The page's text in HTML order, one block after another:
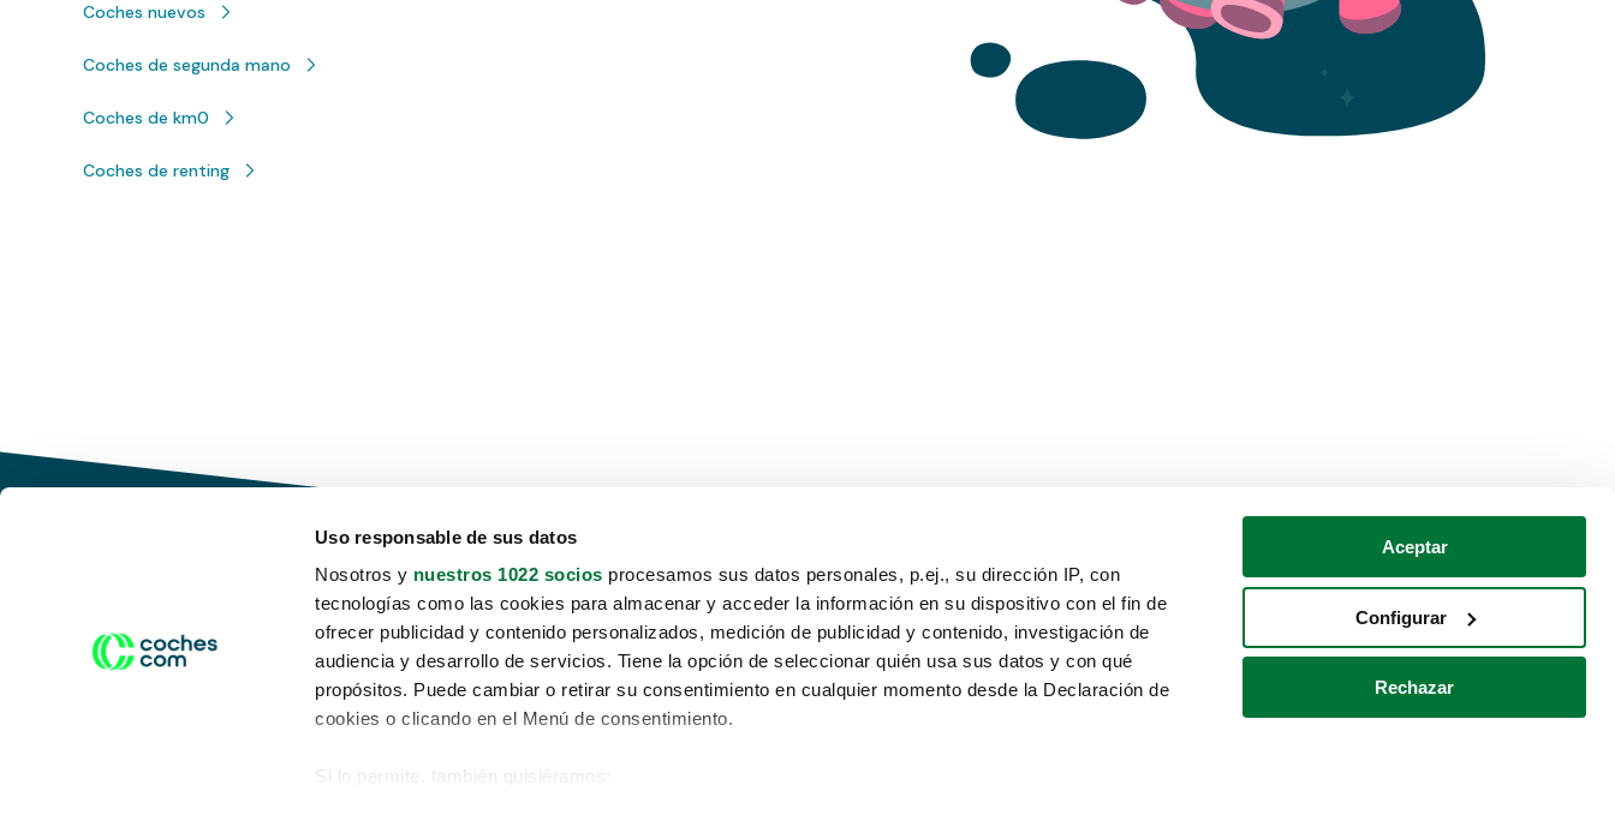
Uso responsable de sus datos
Nosotros y nuestros 1022 socios procesamos sus datos personales, p.ej., su dirección IP, con
tecnologías como las cookies para almacenar y acceder la información en su dispositivo con el fin de
ofrecer publicidad y contenido personalizados, medición de publicidad y contenido, investigación de
audiencia y desarrollo de servicios. Tiene la opción de seleccionar quién usa sus datos y con qué
propósitos. Puede cambiar o retirar su consentimiento en cualquier momento desde la Declaración de
cookies o clicando en el Menú de consentimiento.
Si lo permite, también quisiéramos:
Aceptar
Configurar
Rechazar
Coches nuevos
Coches de segunda mano
Coches de km0
Coches de renting
Conduce tu futuro,
desata tu movilidad